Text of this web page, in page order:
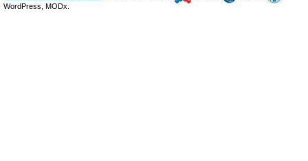
WordPress, MODx.